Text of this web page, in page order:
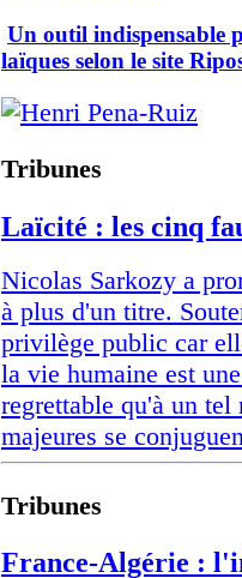
Un outil indispensable
laïques selon le site
Tribunes
Laïcité : les cinq
Nicolas Sarkozy a
à plus d'un titre.
privilège public car
la vie humaine est
regrettable qu'à un
majeures se
Tribunes
France-Algérie :